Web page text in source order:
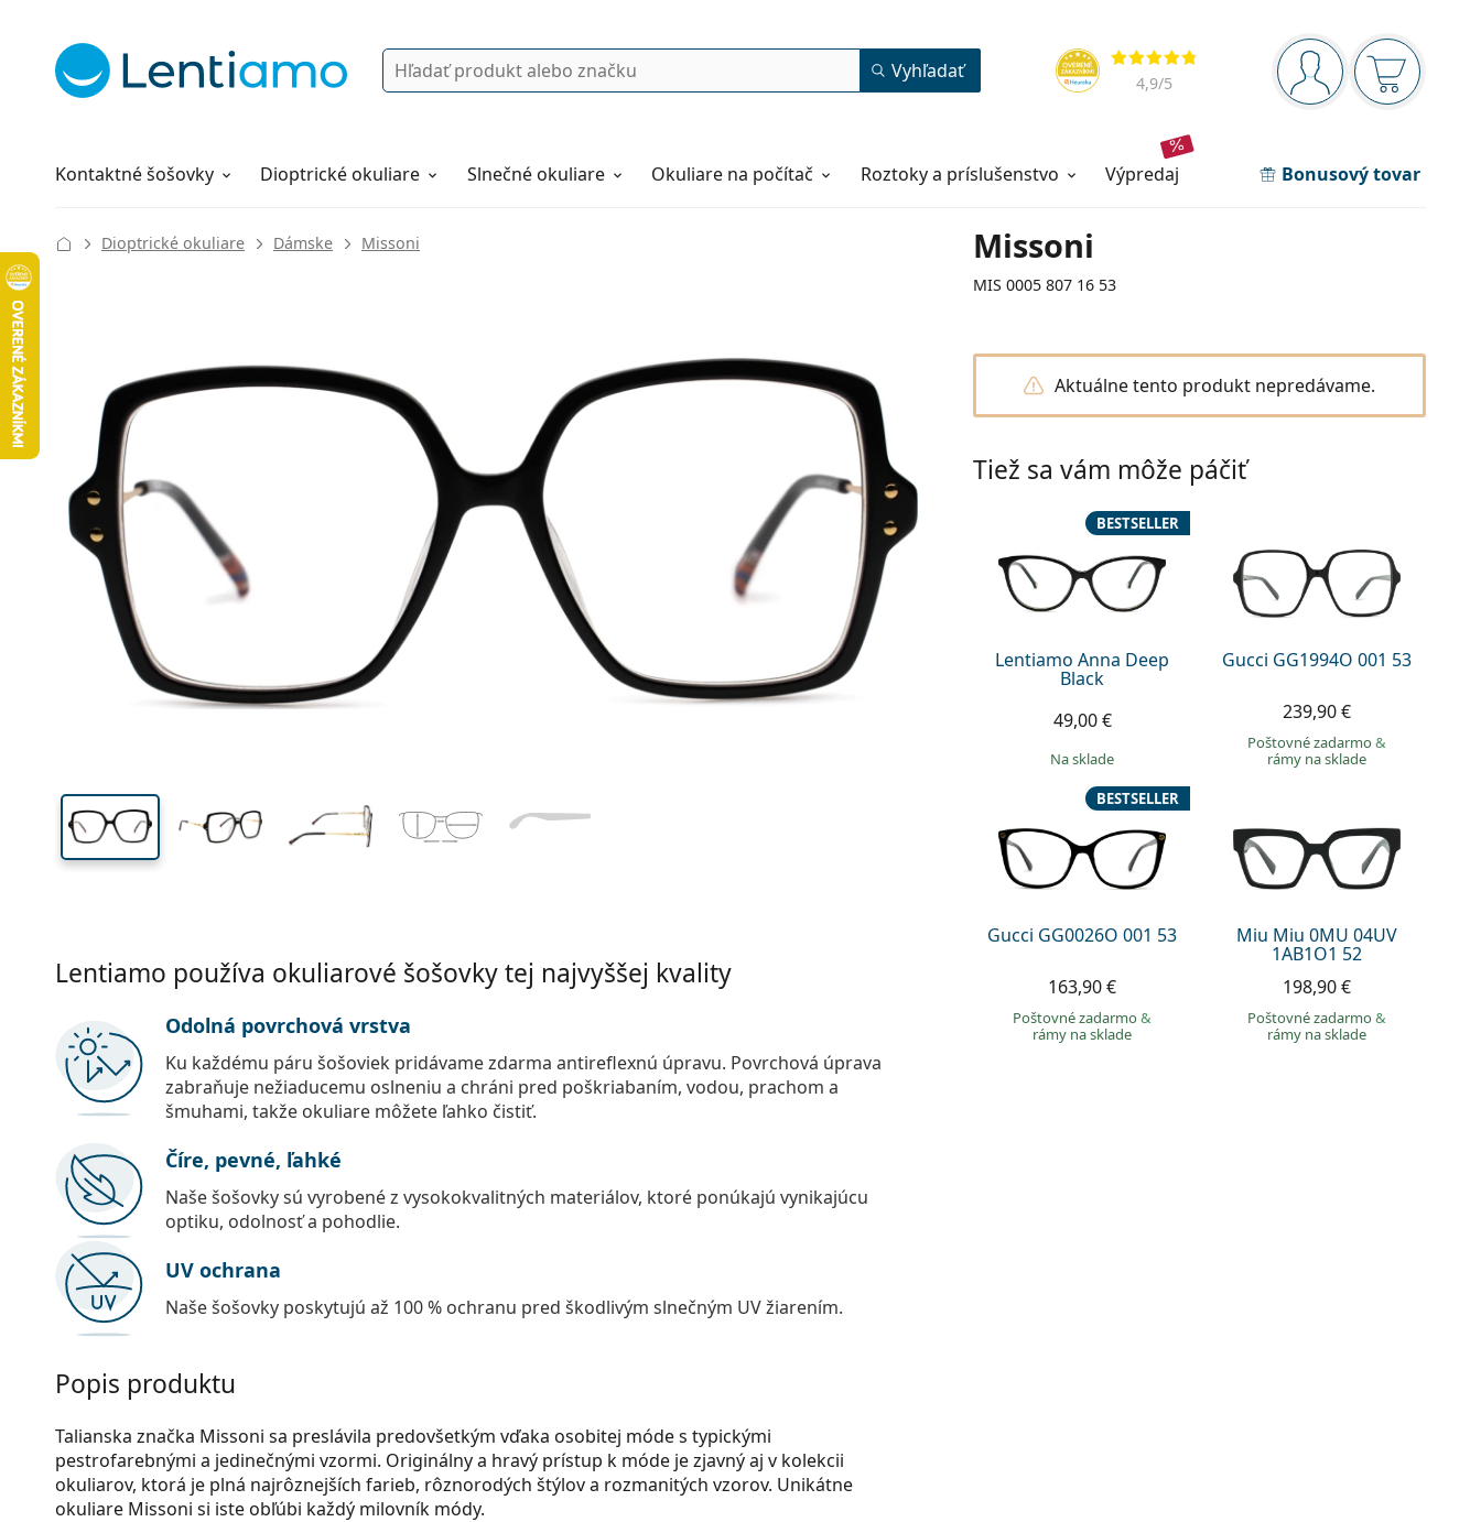
Navigačný panel
ste prihláseníNákupný
Hodnotenia
4,9/5
Vyhľadávanie Vyhľadať
Kontaktné šošovky
Roztoky Dioptrické okuliare Slnečné okuliare Okuliare na počítač Roztoky a príslušenstvo výpredaj Bonusový tovar
Všetko o nákupe
Missoni
MIS 0005 807 16 53
Dioptrické okuliare Dámske Missoni
49 mm
Výška očnice Šírka očnice
Šírka
mostíka
Aktuálne tento produkt nepredávame.
Tiež sa vám môže páčiť
Lentiamo Anna Deep
Black
BESTSELLER
49,00 €
na sklade
Gucci GG1994O 001 53
239,90 €
Poštovné zadarmo&
rámy na sklade
Gucci GG0026O 001 53
BESTSELLER
163,90 €
Poštovné zadarmo&
rámy na sklade
Miu Miu 0MU 04UV
1AB1O1 52
198,90 €
Poštovné zadarmo&
rámy na sklade
Lentiamo používa okuliarové šošovky tej najvyššej kvality
Odolná povrchová vrstva
Ku každému páru šošoviek pridávame zdarma antireflexnú úpravu. Povrchová úprava
zabraňuje nežiaducemu oslneniu a chráni pred poškriabaním, vodou, prachom a
šmuhami, takže okuliare môžete ľahko čistiť.
Číre, pevné, ľahké
Naše šošovky sú vyrobené z vysokokvalitných materiálov, ktoré ponúkajú vynikajúcu
optiku, odolnosť a pohodlie.
UV ochrana
Naše šošovky poskytujú až 100 % ochranu pred škodlivým slnečným UV žiarením.
Popis produktu
Talianska značka Missoni sa preslávila predovšetkým vďaka osobitej móde s typickými
pestrofarebnými a jedinečnými vzormi. Originálny a hravý prístup k móde je zjavný aj v kolekcii
okuliarov, ktorá je plná najrôznejších farieb, rôznorodých štýlov a rozmanitých vzorov. Unikátne
okuliare Missoni si iste obľúbi každý milovník módy.